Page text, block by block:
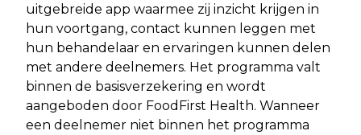
uitgebreide app waarmee zij inzicht krijgen in
hun voortgang, contact kunnen leggen met
hun behandelaar en ervaringen kunnen delen
met andere deelnemers. Het programma valt
binnen de basisverzekering en wordt
aangeboden door FoodFirst Health. Wanneer
een deelnemer niet binnen het programma